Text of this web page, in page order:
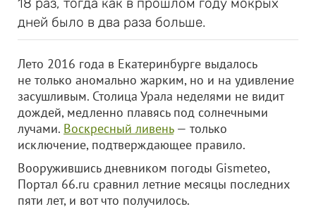
дней было в два раза больше.
Лето 2016 года в Екатеринбурге выдалось
не только аномально жарким, но и на удивление
засушливым. Столица Урала неделями не видит
дождей, медленно плавясь под солнечными
лучами. Воскресный ливень— только
исключение, подтверждающее правило.
Вооружившись дневником погоды Gismeteo,
Портал 66.ru сравнил летние месяцы последних
пяти лет, и вот что получилось.